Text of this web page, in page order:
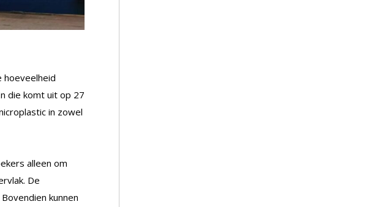
hoeveelheid
die komt uit op 27
in zowel
alleen om
De
kunnen